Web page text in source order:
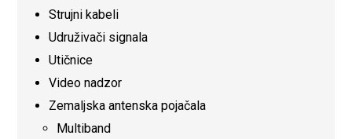
Strujni kabeli
Udruživači signala
Utičnice
Video nadzor
Zemaljska antenska pojačala
Multiband